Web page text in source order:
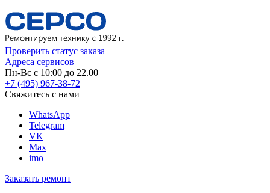
Проверить статус заказа
Адреса сервисов
Пн-Вс с 10:00 до 22.00
+7 (495) 967-38-72
Свяжитесь с нами
WhatsApp
Telegram
VK
Max
imo
Заказать ремонт